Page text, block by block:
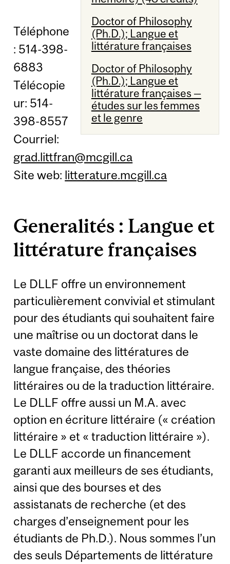
Doctor of Philosophy
(Ph.D.); Langue et
littérature françaises
Doctor of Philosophy
(Ph.D.); Langue et
littérature françaises —
études sur les femmes
et le genre
Téléphone
: 514-398-
6883
Télécopie
ur: 514-
398-8557
Courriel:
grad.littfran@mcgill.ca
Site web: litterature.mcgill.ca
Generalités : Langue et
littérature françaises
Le DLLF offre un environnement
particulièrement convivial et stimulant
pour des étudiants qui souhaitent faire
une maîtrise ou un doctorat dans le
vaste domaine des littératures de
langue française, des théories
littéraires ou de la traduction littéraire.
Le DLLF offre aussi un M.A. avec
option en écriture littéraire (« création
littéraire » et « traduction littéraire »).
Le DLLF accorde un financement
garanti aux meilleurs de ses étudiants,
ainsi que des bourses et des
assistanats de recherche (et des
charges d’enseignement pour les
étudiants de Ph.D.). Nous sommes l’un
des seuls Départements de littérature